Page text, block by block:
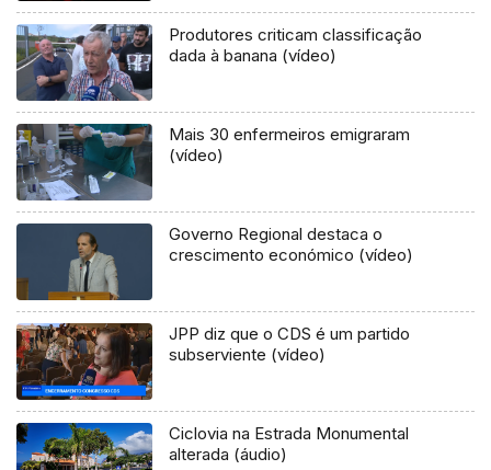
Produtores criticam classificação
dada à banana (vídeo)
Mais 30 enfermeiros emigraram
(vídeo)
Governo Regional destaca o
crescimento económico (vídeo)
JPP diz que o CDS é um partido
subserviente (vídeo)
Ciclovia na Estrada Monumental
alterada (áudio)